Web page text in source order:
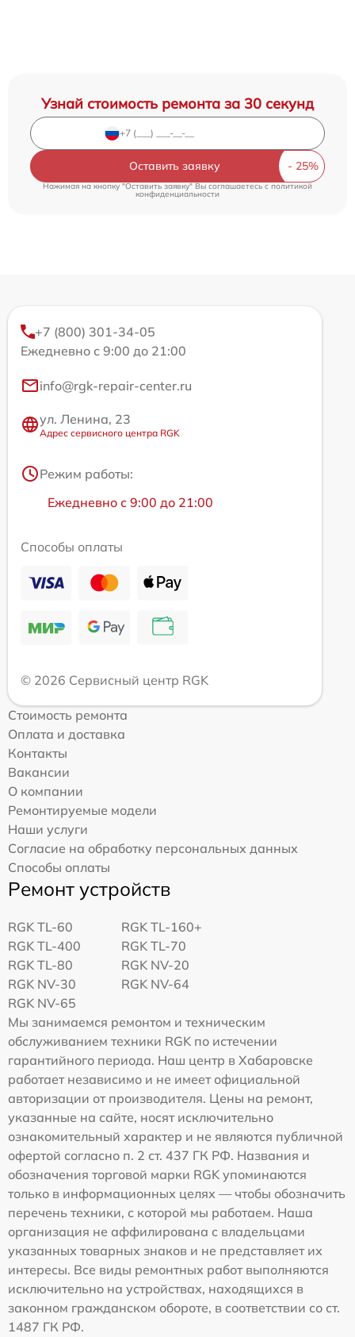
Узнай стоимость ремонта за 30 секунд
Оставить заявку
Нажимая на кнопку "Оставить заявку" Вы соглашаетесь cполитикой
конфиденциальности
+7 (800) 301-34-05
Ежедневно с 9:00 до 21:00
info@rgk-repair-center.ru
ул. Ленина, 23
Адрес сервисного центра RGK
Режим работы:
Ежедневно с 9:00 до 21:00
Способы оплаты
© 2026 Сервисный центр RGK
Стоимость ремонта
Оплата и доставка
Контакты
Вакансии
О компании
Ремонтируемые модели
Наши услуги
Согласие на обработку персональных данных
Способы оплаты
Ремонт устройств
RGK TL-60
RGK TL-160+
RGK TL-400
RGK TL-70
RGK TL-80
RGK NV-20
RGK NV-30
RGK NV-64
RGK NV-65
Мы занимаемся ремонтом и техническим
обслуживанием техники RGK по истечении
гарантийного периода. Наш центр в Хабаровске
работает независимо и не имеет официальной
авторизации от производителя. Цены на ремонт,
указанные на сайте, носят исключительно
ознакомительный характер и не являются публичной
офертой согласно п. 2 ст. 437 ГК РФ. Названия и
обозначения торговой марки RGK упоминаются
только в информационных целях — чтобы обозначить
перечень техники, с которой мы работаем. Наша
организация не аффилирована с владельцами
указанных товарных знаков и не представляет их
интересы. Все виды ремонтных работ выполняются
исключительно на устройствах, находящихся в
законном гражданском обороте, в соответствии со ст.
1487 ГК РФ.